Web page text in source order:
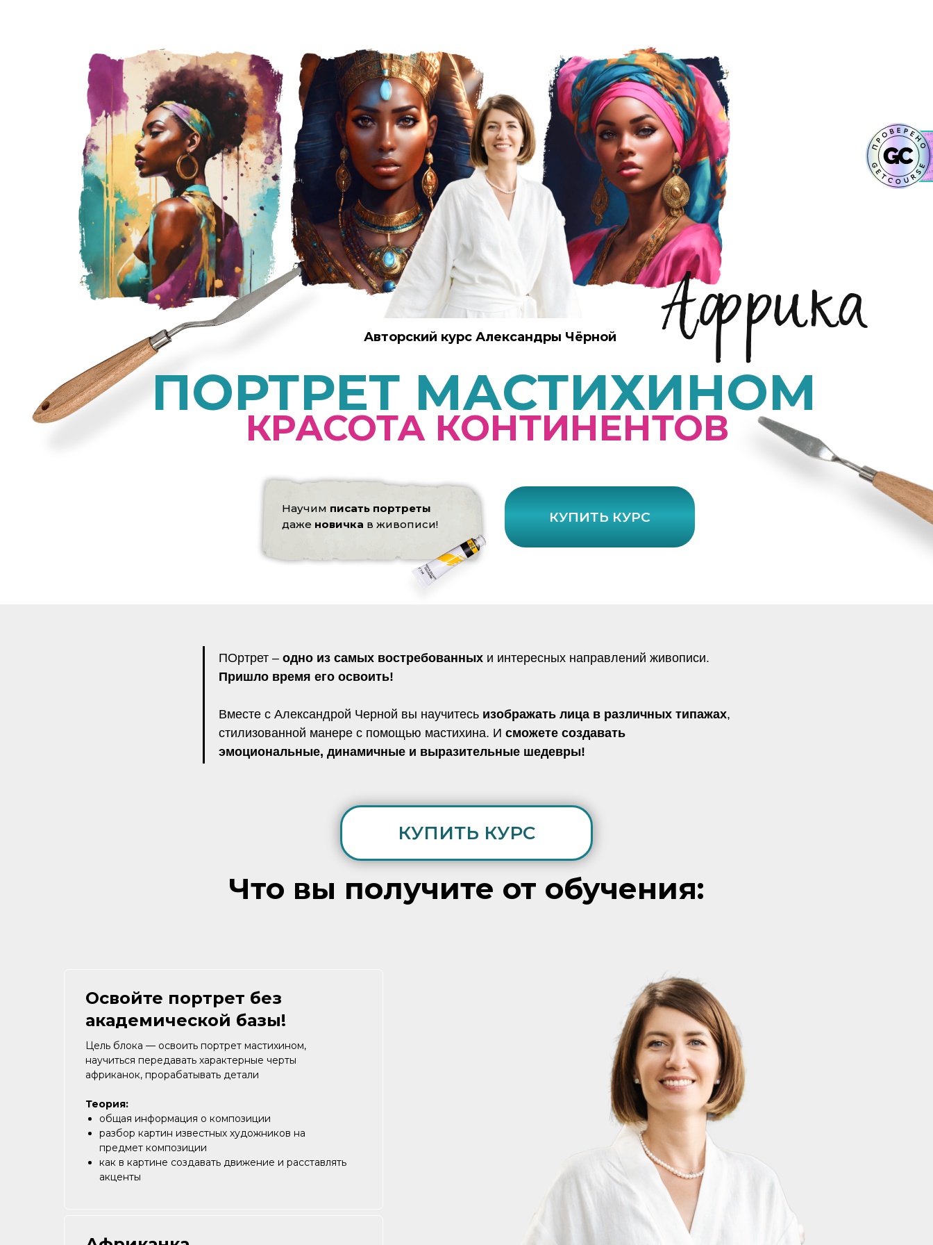
КУПИТЬ КУРС
Авторский курс Александры Чёрной
ПОРТРЕТ МАСТИХИНОМ
КРАСОТА КОНТИНЕНТОВ
Научим писать портреты
даже новичка в живописи!
ПОртрет – одно из самых востребованных и интересных направлений живописи.
Пришло время его освоить!
Вместе с Александрой Черной вы научитесь изображать лица в различных типажах,
стилизованной манере с помощью мастихина. И сможете создавать
эмоциональные, динамичные и выразительные шедевры!
КУПИТЬ КУРС
Что вы получите от обучения:
Освойте портрет без
академической базы!
Цель блока — освоить портрет мастихином,
научиться передавать характерные черты
африканок, прорабатывать детали
Теория:
общая информация о композиции
разбор картин известных художников на
предмет композиции
как в картине создавать движение и расставлять
акценты